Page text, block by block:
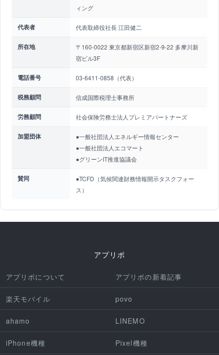
ィング
代表者 代表取締役社長 江田健二
所在地
〒160-0022 東京都新宿区新宿2-9-22 多摩川新
宿ビル3F
電話番号 03-6411-0858（代表）
税務顧問 信成国際税理士事務所
労務顧問 社会保険労務士法人プレミアパートナーズ
加盟団体
●一般社団法人エネルギー情報センター
●一般社団法人エコマート
●グリーンIT推進協議会
賛同
●TCFD（気候関連財務情報開示タスクフォー
ス）
アプリポ
アプリポについて アプリポの新着記事
楽天モバイル povo
ahamo LINEMO
iPhone機種 Pixel機種